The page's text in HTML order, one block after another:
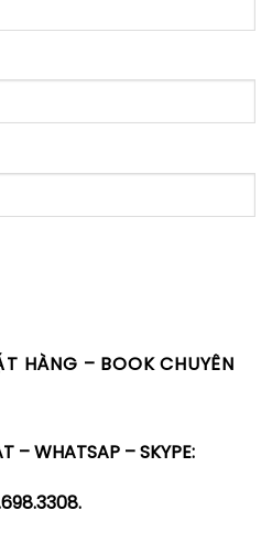
HÀNG – BOOK CHUYÊN
– WHATSAP – SKYPE: